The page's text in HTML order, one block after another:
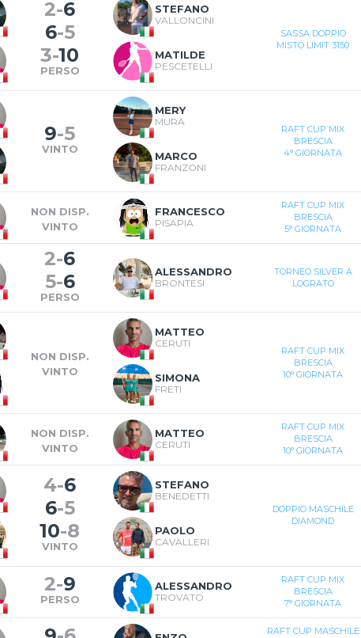
2-6
6-5
3-10
PERSO
STEFANO
VALLONCINI
MATILDE
PESCETELLI
SASSA DOPPIO
MISTO LIMIT 3150
9-5
VINTO
MERY
MURA
MARCO
FRANZONI
RAFT CUP MIX
BRESCIA
4° GIORNATA
NON DISP.
VINTO
FRANCESCO
PISAPIA
RAFT CUP MIX
BRESCIA
5° GIORNATA
2-6
5-6
PERSO
ALESSANDRO
BRONTESI
TORNEO SILVER A
LOGRATO
NON DISP.
VINTO
MATTEO
CERUTI
SIMONA
FRETI
RAFT CUP MIX
BRESCIA
10° GIORNATA
NON DISP.
VINTO
MATTEO
CERUTI
RAFT CUP MIX
BRESCIA
10° GIORNATA
4-6
6-5
10-8
VINTO
STEFANO
BENEDETTI
PAOLO
CAVALLERI
DOPPIO MASCHILE
DIAMOND
2-9
PERSO
ALESSANDRO
TROVATO
RAFT CUP MIX
BRESCIA
7° GIORNATA
RAFT CUP MASCHILE